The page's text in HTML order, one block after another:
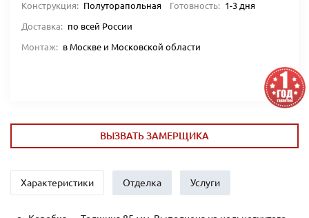
Конструкция: Полуторапольная Готовность: 1-3 дня
Доставка: по всей России
Монтаж: в Москве и Московской области
ВЫЗВАТЬ ЗАМЕРЩИКА
Характеристики Отделка Услуги